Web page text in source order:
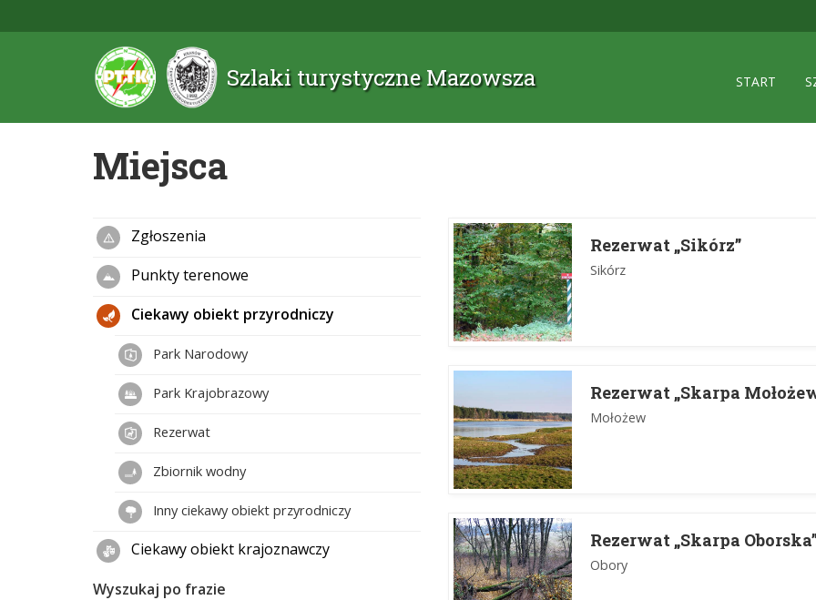
Szlaki turystyczne Mazowsza START
Miejsca
Rezerwat „Sikórz”
Sikórz
Rezerwat „Skarpa
Mołożew
Rezerwat „Skarpa
Obory
Zgłoszenia
Punkty terenowe
Ciekawy obiekt przyrodniczy
Park Narodowy
Park Krajobrazowy
Rezerwat
Zbiornik wodny
Inny ciekawy obiekt przyrodniczy
Ciekawy obiekt krajoznawczy
Wyszukaj po frazie